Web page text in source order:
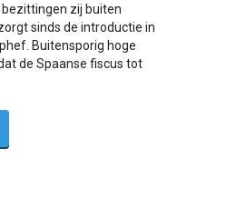
zij buiten
sinds de introductie in
Buitensporig hoge
de Spaanse fiscus tot